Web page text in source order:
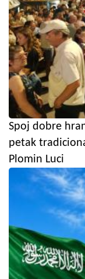
Spoj dobre
petak
Plomin Luci